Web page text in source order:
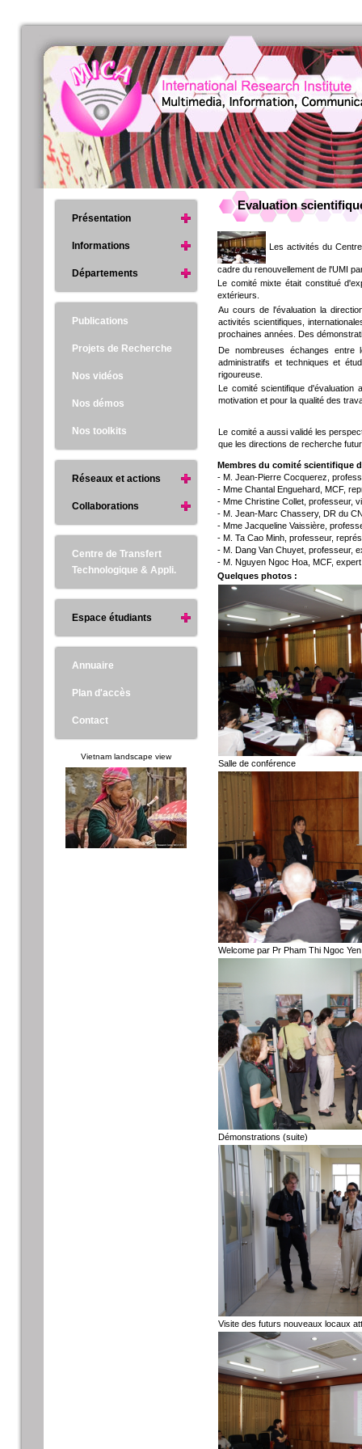
Evaluation
Les activités du
cadre du renouvellement de l'UMI
Le comité mixte était constitué
extérieurs.
Au cours de l'évaluation la
activités scientifiques,
prochaines années. Des
De nombreuses échanges entre
administratifs et techniques et
rigoureuse.
Le comité scientifique d'évaluation
motivation et pour la qualité des
Le comité a aussi validé les
que les directions de recherche
Membres du comité scientifique
- M. Jean-Pierre Cocquerez,
- Mme Chantal Enguehard, MCF,
- Mme Christine Collet, professeur,
- M. Jean-Marc Chassery, DR du
- Mme Jacqueline Vaissière,
- M. Ta Cao Minh, professeur,
- M. Dang Van Chuyet, professeur,
- M. Nguyen Ngoc Hoa, MCF,
Quelques photos :
Salle de conférence
Welcome par Pr Pham Thi Ngoc
Démonstrations (suite)
Visite des futurs nouveaux locaux
Présentation
Informations
Départements
Publications
Projets de Recherche
Nos vidéos
Nos démos
Nos toolkits
Réseaux et actions
Collaborations
Centre de Transfert
Technologique & Appli.
Espace étudiants
Annuaire
Plan d'accès
Contact
Vietnam landscape view